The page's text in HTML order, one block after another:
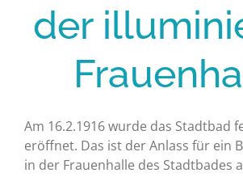
der
Am 16.2.1916 wurde das Stadtbad
eröffnet. Das ist der Anlass für ein
in der Frauenhalle des Stadtbades